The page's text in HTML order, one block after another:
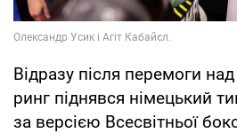
Відразу після перемоги
ринг піднявся німецький
за версією Всесвітньої